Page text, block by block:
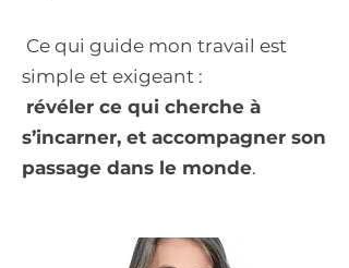
Ce qui guide mon travail est
simple et exigeant :
révéler ce qui cherche à
s’incarner, et accompagner son
passage dans le monde.